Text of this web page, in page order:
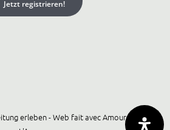
Jetzt registrieren!
erleben - Web fait avec Amour par